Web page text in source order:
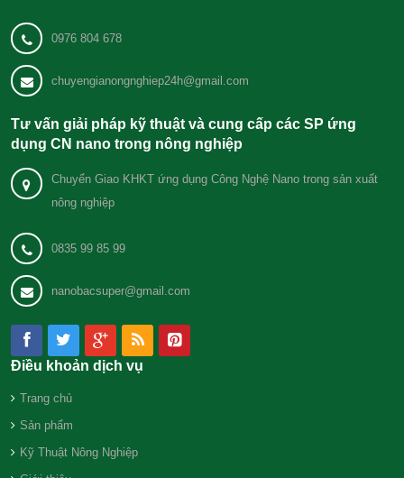
0976 804 678
chuyengianongnghiep24h@gmail.com
Tư vấn giải pháp kỹ thuật và cung cấp các SP ứng
dụng CN nano trong nông nghiệp
Chuyển Giao KHKT ứng dụng Công Nghệ Nano trong sản xuất
nông nghiệp
0835 99 85 99
nanobacsuper@gmail.com
Điều khoản dịch vụ
Trang chủ
Sản phẩm
Kỹ Thuật Nông Nghiệp